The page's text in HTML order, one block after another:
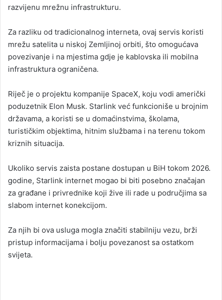
razvijenu mrežnu infrastrukturu.
Za razliku od tradicionalnog interneta, ovaj servis koristi
mrežu satelita u niskoj Zemljinoj orbiti, što omogućava
povezivanje i na mjestima gdje je kablovska ili mobilna
infrastruktura ograničena.
Riječ je o projektu kompanije SpaceX, koju vodi američki
poduzetnik Elon Musk. Starlink već funkcioniše u brojnim
državama, a koristi se u domaćinstvima, školama,
turističkim objektima, hitnim službama i na terenu tokom
kriznih situacija.
Ukoliko servis zaista postane dostupan u BiH tokom 2026.
godine, Starlink internet mogao bi biti posebno značajan
za građane i privrednike koji žive ili rade u područjima sa
slabom internet konekcijom.
Za njih bi ova usluga mogla značiti stabilniju vezu, brži
pristup informacijama i bolju povezanost sa ostatkom
svijeta.